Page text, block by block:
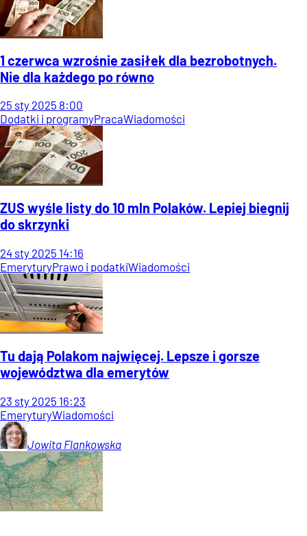
1 czerwca wzrośnie zasiłek dla bezrobotnych.
Nie dla każdego po równo
25 sty 2025 8:00
Dodatki i programyPracaWiadomości
ZUS wyśle listy do 10 mln Polaków. Lepiej biegnij
do skrzynki
24 sty 2025 14:16
EmeryturyPrawo i podatkiWiadomości
Tu dają Polakom najwięcej. Lepsze i gorsze
województwa dla emerytów
23 sty 2025 16:23
EmeryturyWiadomości
Jowita Flankowska